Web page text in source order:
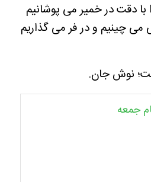
با دقت در خمیر می پوشانیم
می چینیم و در فر می گذاریم
نوش جان.
جمعه